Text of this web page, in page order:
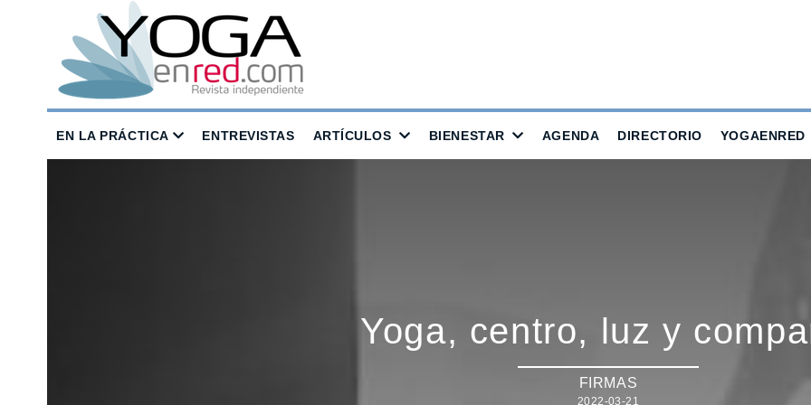
EN LA PRÁCTICA ENTREVISTAS ARTÍCULOS BIENESTAR AGENDA DIRECTORIO YOGAENRED
Yoga, centro, luz y
FIRMAS
2022-03-21